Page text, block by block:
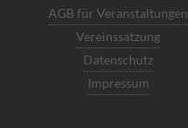
AGB für Veranstaltungen
Vereinssatzung
Datenschutz
Impressum